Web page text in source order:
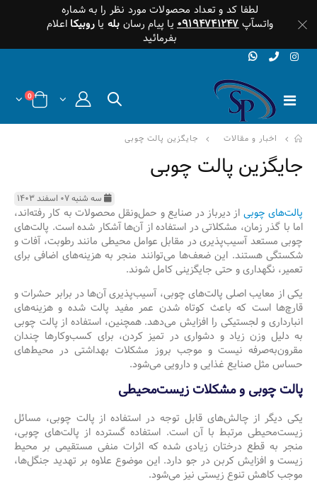
لطفا کد و تعداد محصولات مورد نظر را به شماره
واتسآپ۰۹۱۹۴۷۴۱۲۴۷ یا پیام رسان بله یاروبیکا اعلام
بفرمائید
0
اخبار و مقالات جایگزین پالت چوبی
جایگزین پالت چوبی
سه شنبه ۰۷ اسفند ۱۴۰۳
پالت‌های چوبی از دیرباز در صنایع و حمل‌ونقل محصولات به کار رفته‌اند،
اما با گذر زمان، مشکلاتی در استفاده از آن‌ها آشکار شده است. پالت‌های
چوبی مستعد آسیب‌پذیری در مقابل عوامل محیطی مانند رطوبت، آفات و
شکستگی هستند. این ضعف‌ها می‌توانند منجر به هزینه‌های اضافی برای
تعمیر، نگهداری و حتی جایگزینی کامل شوند.
یکی از معایب اصلی پالت‌های چوبی، آسیب‌پذیری آن‌ها در برابر حشرات و
قارچ‌ها است که باعث کوتاه شدن عمر مفید پالت شده و هزینه‌های
انبارداری و لجستیکی را افزایش می‌دهد. همچنین، استفاده از پالت چوبی
به دلیل وزن زیاد و دشواری در تمیز کردن، برای کسب‌وکارها چندان
مقرون‌به‌صرفه نیست و موجب بروز مشکلات بهداشتی در محیط‌های
حساس مثل صنایع غذایی و دارویی می‌شود.
پالت چوبی و مشکلات زیست‌محیطی
یکی دیگر از چالش‌های قابل توجه در استفاده از پالت چوبی، مسائل
زیست‌محیطی مرتبط با آن است. استفاده گسترده از پالت‌های چوبی،
منجر به قطع درختان زیادی شده که اثرات منفی مستقیمی بر محیط
زیست و افزایش کربن در جو دارد. این موضوع علاوه بر تهدید جنگل‌ها،
موجب کاهش تنوع زیستی نیز می‌شود.